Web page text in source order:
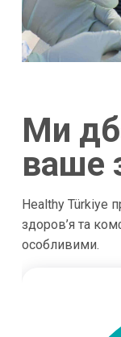
Ми
ваше
Healthy Türkiye
здоров’я та
особливими.